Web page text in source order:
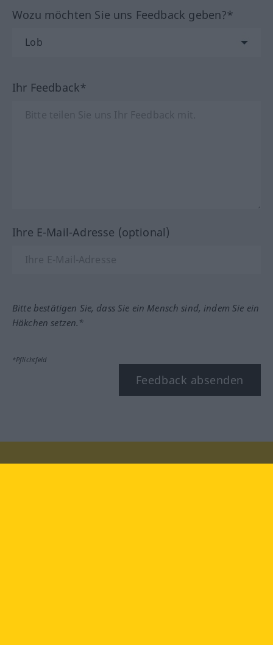
Wozu möchten Sie uns Feedback geben?*
Ihr Feedback*
Ihre E-Mail-Adresse (optional)
Bitte bestätigen Sie, dass Sie ein Mensch sind, indem Sie ein
Häkchen setzen.*
*Pflichtfeld
Feedback absenden